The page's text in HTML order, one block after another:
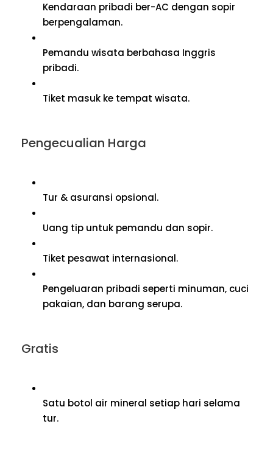
Kendaraan pribadi ber-AC dengan sopir
berpengalaman.
Pemandu wisata berbahasa Inggris
pribadi.
Tiket masuk ke tempat wisata.
Pengecualian Harga
Tur & asuransi opsional.
Uang tip untuk pemandu dan sopir.
Tiket pesawat internasional.
Pengeluaran pribadi seperti minuman, cuci
pakaian, dan barang serupa.
Gratis
Satu botol air mineral setiap hari selama
tur.